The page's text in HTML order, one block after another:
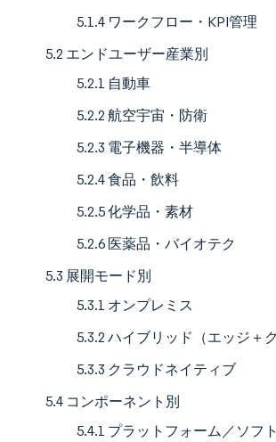
5.1.4 ワークフロー・KPI管理
5.2 エンドユーザー産業別
5.2.1 自動車
5.2.2 航空宇宙・防衛
5.2.3 電子機器・半導体
5.2.4 食品・飲料
5.2.5 化学品・素材
5.2.6 医薬品・バイオテク
5.3 展開モード別
5.3.1 オンプレミス
5.3.2 ハイブリッド（エッジ＋
5.3.3 クラウドネイティブ
5.4 コンポーネント別
5.4.1 プラットフォーム／ソフ